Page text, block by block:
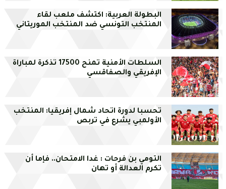
البطولة العربية: اكتشف ملعب لقاء
المنتخب التونسي ضد المنتخب الموريتاني
السلطات الأمنية تمنح 17500 تذكرة لمباراة
الإفريقي والصفاقسي
تحسبا لدورة اتحاد شمال إفريقيا: المنتخب
الأولمبي يشرع في تربص
التومي بن فرحات : غدا الامتحان.. فإما أن
تكرم العدالة أو تهان